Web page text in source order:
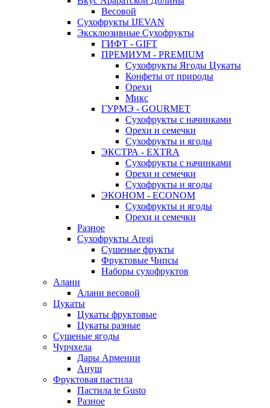
Весовой
Сухофрукты IJEVAN
Эксклюзивные Сухофрукты
ГИФТ - GIFT
ПРЕМИУМ - PREMIUM
Сухофрукты Ягоды Цукаты
Конфеты от природы
Орехи
Микс
ГУРМЭ - GOURMET
Сухофрукты с начинками
Орехи и семечки
Сухофрукты и ягоды
ЭКСТРА - EXTRA
Сухофрукты с начинками
Орехи и семечки
Сухофрукты и ягоды
ЭКОНОМ - ECONOM
Сухофрукты и ягоды
Орехи и семечки
Разное
Сухофрукты Aregi
Сушеные фрукты
Фруктовые Чипсы
Наборы сухофруктов
Алани
Алани весовой
Цукаты
Цукаты фруктовые
Цукаты разные
Сушеные ягоды
Чурчхела
Дары Армении
Ануш
Фруктовая пастила
Пастила te Gusto
Разное